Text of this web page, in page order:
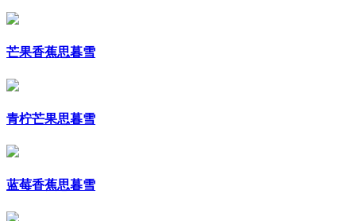
芒果香蕉思暮雪
青柠芒果思暮雪
蓝莓香蕉思暮雪